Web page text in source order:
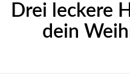
Drei leckere
dein